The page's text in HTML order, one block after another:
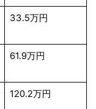
33.5万円
61.9万円
120.2万円